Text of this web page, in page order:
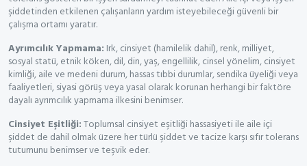
şiddetinden etkilenen çalışanların yardım isteyebileceği güvenli bir
çalışma ortamı yaratır.
Ayrımcılık Yapmama: Irk, cinsiyet (hamilelik dahil), renk, milliyet,
sosyal statü, etnik köken, dil, din, yaş, engellilik, cinsel yönelim, cinsiyet
kimliği, aile ve medeni durum, hassas tıbbi durumlar, sendika üyeliği veya
faaliyetleri, siyasi görüş veya yasal olarak korunan herhangi bir faktöre
dayalı ayrımcılık yapmama ilkesini benimser.
Cinsiyet Eşitliği:Toplumsal cinsiyet eşitliği hassasiyeti ile aile içi
şiddet de dahil olmak üzere her türlü şiddet ve tacize karşı sıfır tolerans
tutumunu benimser ve teşvik eder.